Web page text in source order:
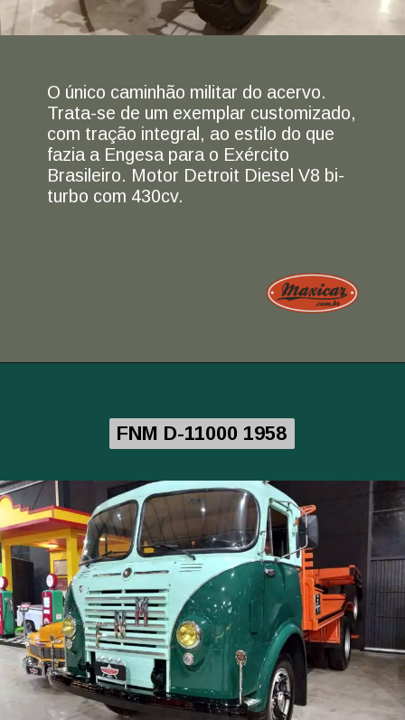
O único caminhão militar do acervo.
Trata-se de um exemplar customizado,
com tração integral, ao estilo do que
fazia a Engesa para o Exército
Brasileiro. Motor Detroit Diesel V8 bi-
turbo com 430cv.
FNM D-11000 1958
FNM D-11000 1958